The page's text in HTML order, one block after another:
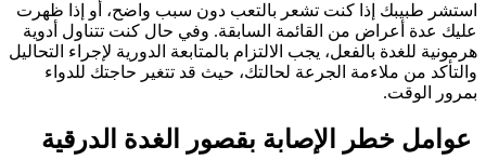
استشر طبيبك إذا كنت تشعر بالتعب دون سبب واضح، أو إذا ظهرت
عليك عدة أعراض من القائمة السابقة. وفي حال كنت تتناول أدوية
هرمونية للغدة بالفعل، يجب الالتزام بالمتابعة الدورية لإجراء التحاليل
والتأكد من ملاءمة الجرعة لحالتك، حيث قد تتغير حاجتك للدواء
بمرور الوقت.
عوامل خطر الإصابة بقصور الغدة الدرقية